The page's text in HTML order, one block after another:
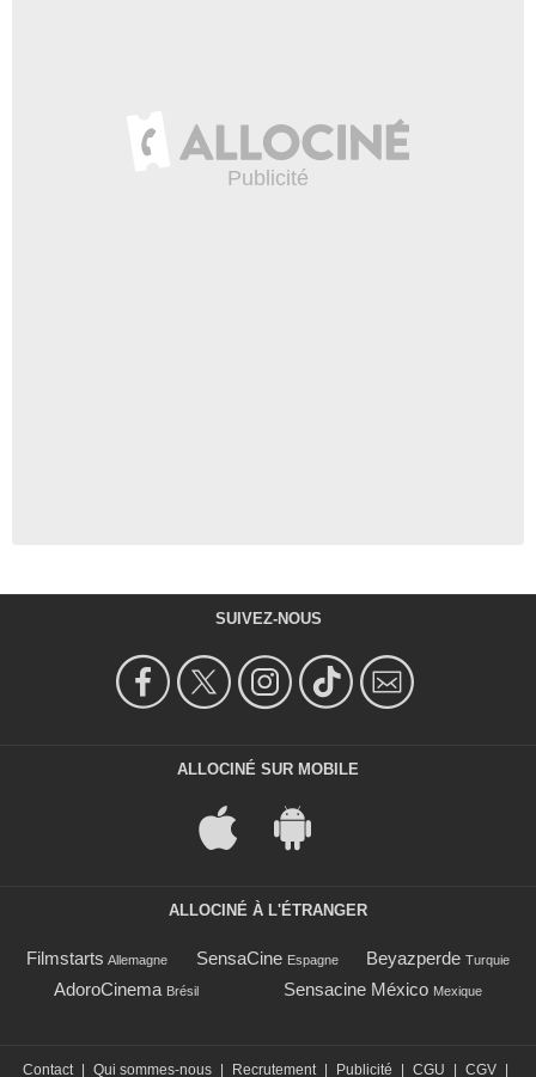
SUIVEZ-NOUS
ALLOCINÉ SUR MOBILE
ALLOCINÉ À L'ÉTRANGER
Filmstarts Allemagne SensaCine Espagne Beyazperde Turquie
AdoroCinema Brésil Sensacine México Mexique
Contact | Qui sommes-nous | Recrutement | Publicité | CGU | CGV |